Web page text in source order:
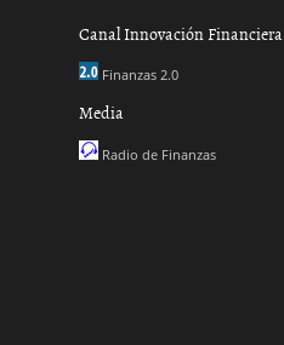
Canal Innovación Financiera
Finanzas 2.0
Media
Radio de Finanzas